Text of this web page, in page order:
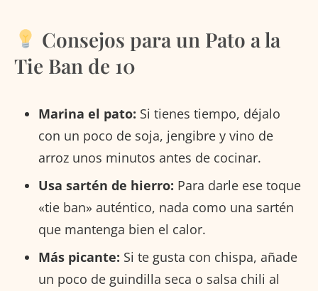
Consejos para un Pato a la
Tie Ban de 10
Marina el pato: Si tienes tiempo, déjalo
con un poco de soja, jengibre y vino de
arroz unos minutos antes de cocinar.
Usa sartén de hierro: Para darle ese toque
«tie ban» auténtico, nada como una sartén
que mantenga bien el calor.
Más picante: Si te gusta con chispa, añade
un poco de guindilla seca o salsa chili al